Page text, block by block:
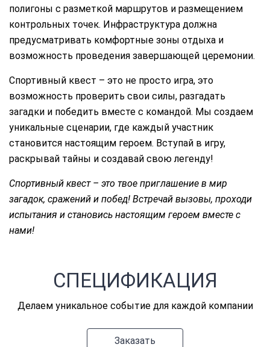
полигоны с разметкой маршрутов и размещением
контрольных точек. Инфраструктура должна
предусматривать комфортные зоны отдыха и
возможность проведения завершающей церемонии.
Спортивный квест – это не просто игра, это
возможность проверить свои силы, разгадать
загадки и победить вместе с командой. Мы создаем
уникальные сценарии, где каждый участник
становится настоящим героем. Вступай в игру,
раскрывай тайны и создавай свою легенду!
Спортивный квест – это твое приглашение в мир
загадок, сражений и побед! Встречай вызовы, проходи
испытания и становись настоящим героем вместе с
нами!
СПЕЦИФИКАЦИЯ
Делаем уникальное событие для каждой компании
Заказать